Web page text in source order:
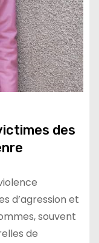
des
d’agression et
souvent
de